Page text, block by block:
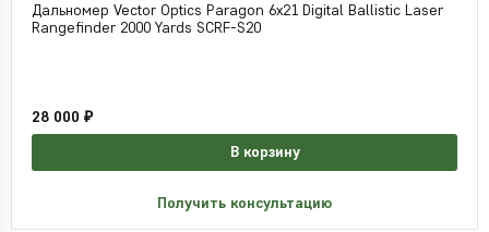
Дальномер Vector Optics Paragon 6x21 Digital Ballistic Laser
Rangefinder 2000 Yards SCRF-S20
28 000 ₽
В корзину
Получить консультацию